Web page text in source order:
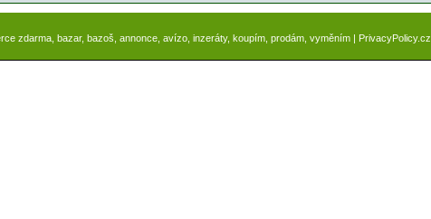
zdarma, bazar, bazoš, annonce, avízo, inzeráty, koupím, prodám, vyměním | PrivacyPolicy.cz